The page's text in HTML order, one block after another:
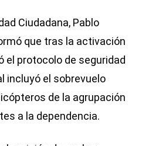
Ciudadana, Pablo
que tras la activación
el protocolo de seguridad
incluyó el sobrevuelo
de la agrupación
a la dependencia.